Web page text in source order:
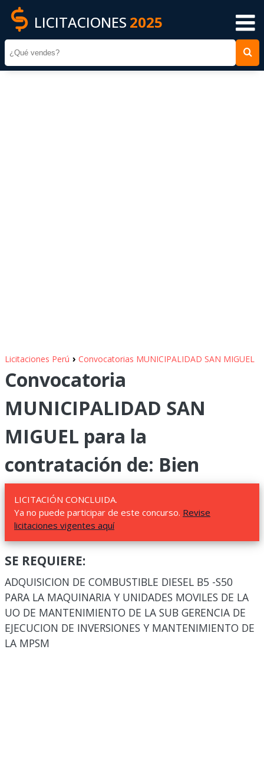
LICITACIONES 2025
Licitaciones Perú › Convocatorias MUNICIPALIDAD SAN MIGUEL
Convocatoria
MUNICIPALIDAD SAN
MIGUEL para la
contratación de: Bien
LICITACIÓN CONCLUIDA.
Ya no puede participar de este concurso. Revise
licitaciones vigentes aquí
SE REQUIERE:
ADQUISICION DE COMBUSTIBLE DIESEL B5 -S50
PARA LA MAQUINARIA Y UNIDADES MOVILES DE LA
UO DE MANTENIMIENTO DE LA SUB GERENCIA DE
EJECUCION DE INVERSIONES Y MANTENIMIENTO DE
LA MPSM